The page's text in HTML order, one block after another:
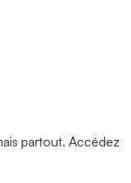
partout. Accédez